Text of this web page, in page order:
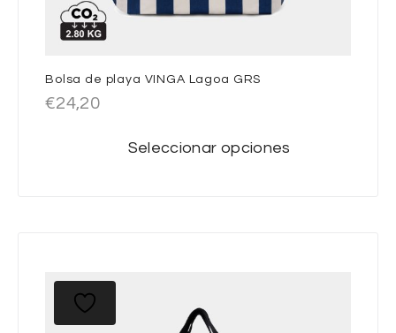
Bolsa de playa VINGA Lagoa GRS
€24,20
Seleccionar opciones